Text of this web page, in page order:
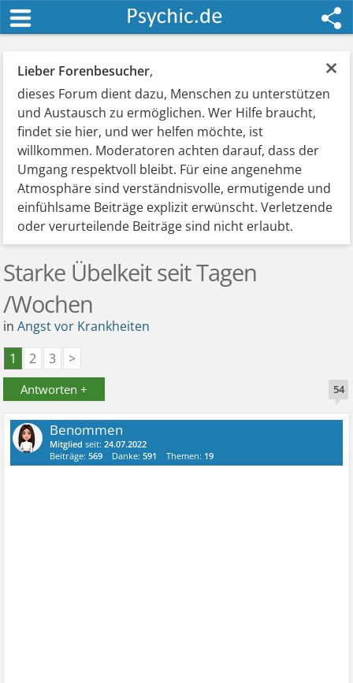
×
Lieber Forenbesucher,
dieses Forum dient dazu, Menschen zu unterstützen
und Austausch zu ermöglichen. Wer Hilfe braucht,
findet sie hier, und wer helfen möchte, ist
willkommen. Moderatoren achten darauf, dass der
Umgang respektvoll bleibt. Für eine angenehme
Atmosphäre sind verständnisvolle, ermutigende und
einfühlsame Beiträge explizit erwünscht. Verletzende
oder verurteilende Beiträge sind nicht erlaubt.
Starke Übelkeit seit Tagen
/Wochen
inAngst vor Krankheiten
1
2 3 >
Antworten + 54
Benommen
Mitglied seit:24.07.2022
Beiträge:569 Danke:591 Themen: 19